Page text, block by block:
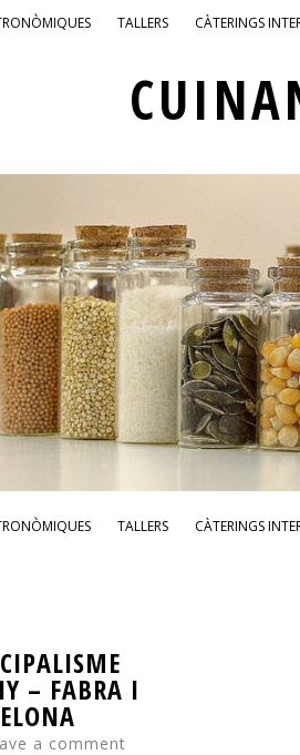
TALLERS CÀTERINGS
TALLERS CÀTERINGS
– FABRA I
a comment